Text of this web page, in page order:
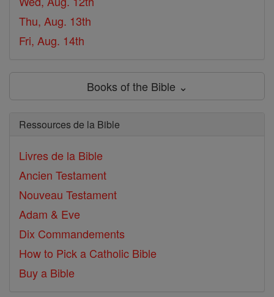
Thu, Aug. 13th
Fri, Aug. 14th
Books of the Bible ⌄
Ressources de la Bible
Livres de la Bible
Ancien Testament
Nouveau Testament
Adam & Eve
Dix Commandements
How to Pick a Catholic Bible
Buy a Bible